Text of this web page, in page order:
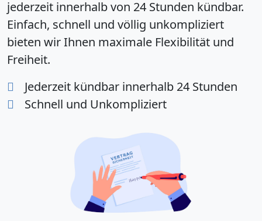
jederzeit innerhalb von 24 Stunden kündbar.
Einfach, schnell und völlig unkompliziert
bieten wir Ihnen maximale Flexibilität und
Freiheit.
Jederzeit kündbar innerhalb 24 Stunden
Schnell und Unkompliziert